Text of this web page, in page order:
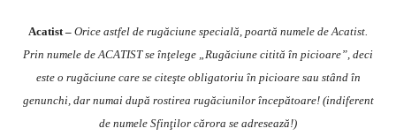
Acatist – Orice astfel de rugăciune specială, poartă numele de Acatist.
Prin numele de ACATIST se înţelege „Rugăciune citită în picioare”, deci
este o rugăciune care se citeşte obligatoriu în picioare sau stând în
genunchi, dar numai după rostirea rugăciunilor începătoare! (indiferent
de numele Sfinţilor cărora se adresează!)